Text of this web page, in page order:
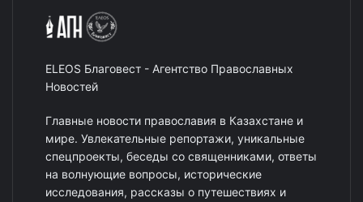
ELEOS Благовест - Агентство Православных
Новостей
Главные новости православия в Казахстане и
мире. Увлекательные репортажи, уникальные
спецпроекты, беседы со священниками, ответы
на волнующие вопросы, исторические
исследования, рассказы о путешествиях и